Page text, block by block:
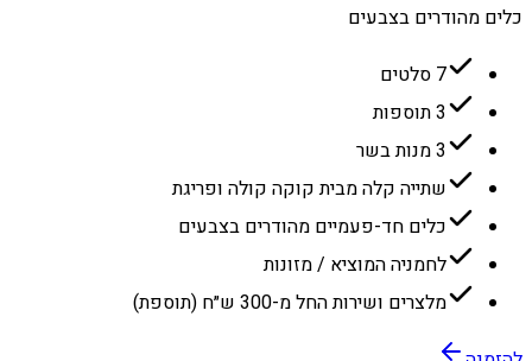
כלים מהודרים בצבעים
7 סלטים
3 תוספות
3 מנות בשר
שתייה קלה מבית קוקה קולה ופריגת
כלים חד-פעמיים מהודרים בצבעים
לחמניה המוציא / מזונות
מלצרים ושירות החל מ-300 ש״ח (תוספת)